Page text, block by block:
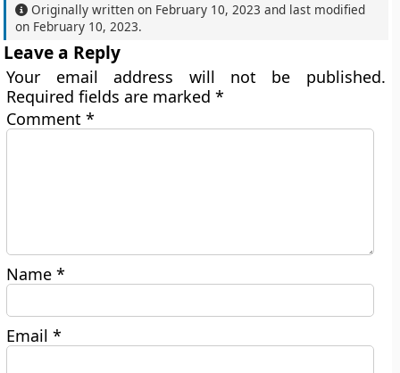
Originally written on February 10, 2023 and last modified
on February 10, 2023.
Leave a Reply
Your email address will not be published.
Required fields are marked*
Comment*
Name*
Email*